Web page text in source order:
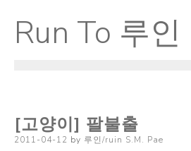
Skip
to
Run To 루인
[고양이] 팔불출
Posted
2011-04-12 by 루인/ruin S.M. Pae